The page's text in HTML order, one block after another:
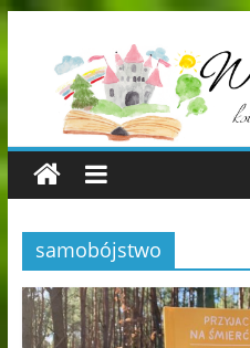
samobójstwo